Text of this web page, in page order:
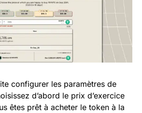
configurer les paramètres de
d’abord le prix d’exercice
êtes prêt à acheter le token à la